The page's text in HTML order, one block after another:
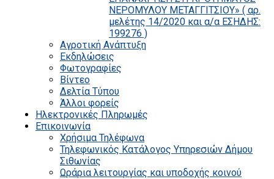
ΝΕΡΟΜΥΛΟΥ ΜΕΤΑΓΓΙΤΣΙΟΥ» ( αρ.
μελέτης 14/2020 και α/α ΕΣΗΔΗΣ:
199276 )
Αγροτική Ανάπτυξη
Εκδηλώσεις
Φωτογραφίες
Βίντεο
Δελτία Τύπου
Άλλοι φορείς
Ηλεκτρονικές Πληρωμές
Επικοινωνία
Χρήσιμα Τηλέφωνα
Τηλεφωνικός Κατάλογος Υπηρεσιών Δήμου
Σιθωνίας
Ωράρια λειτουργίας και υποδοχής κοινού